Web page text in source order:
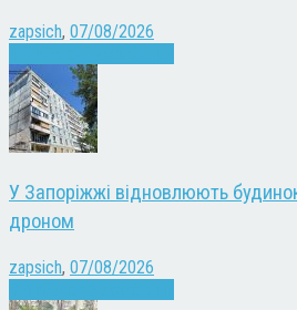
zapsich, 07/08/2026
У Запоріжжі відновлюють
дроном
zapsich, 07/08/2026